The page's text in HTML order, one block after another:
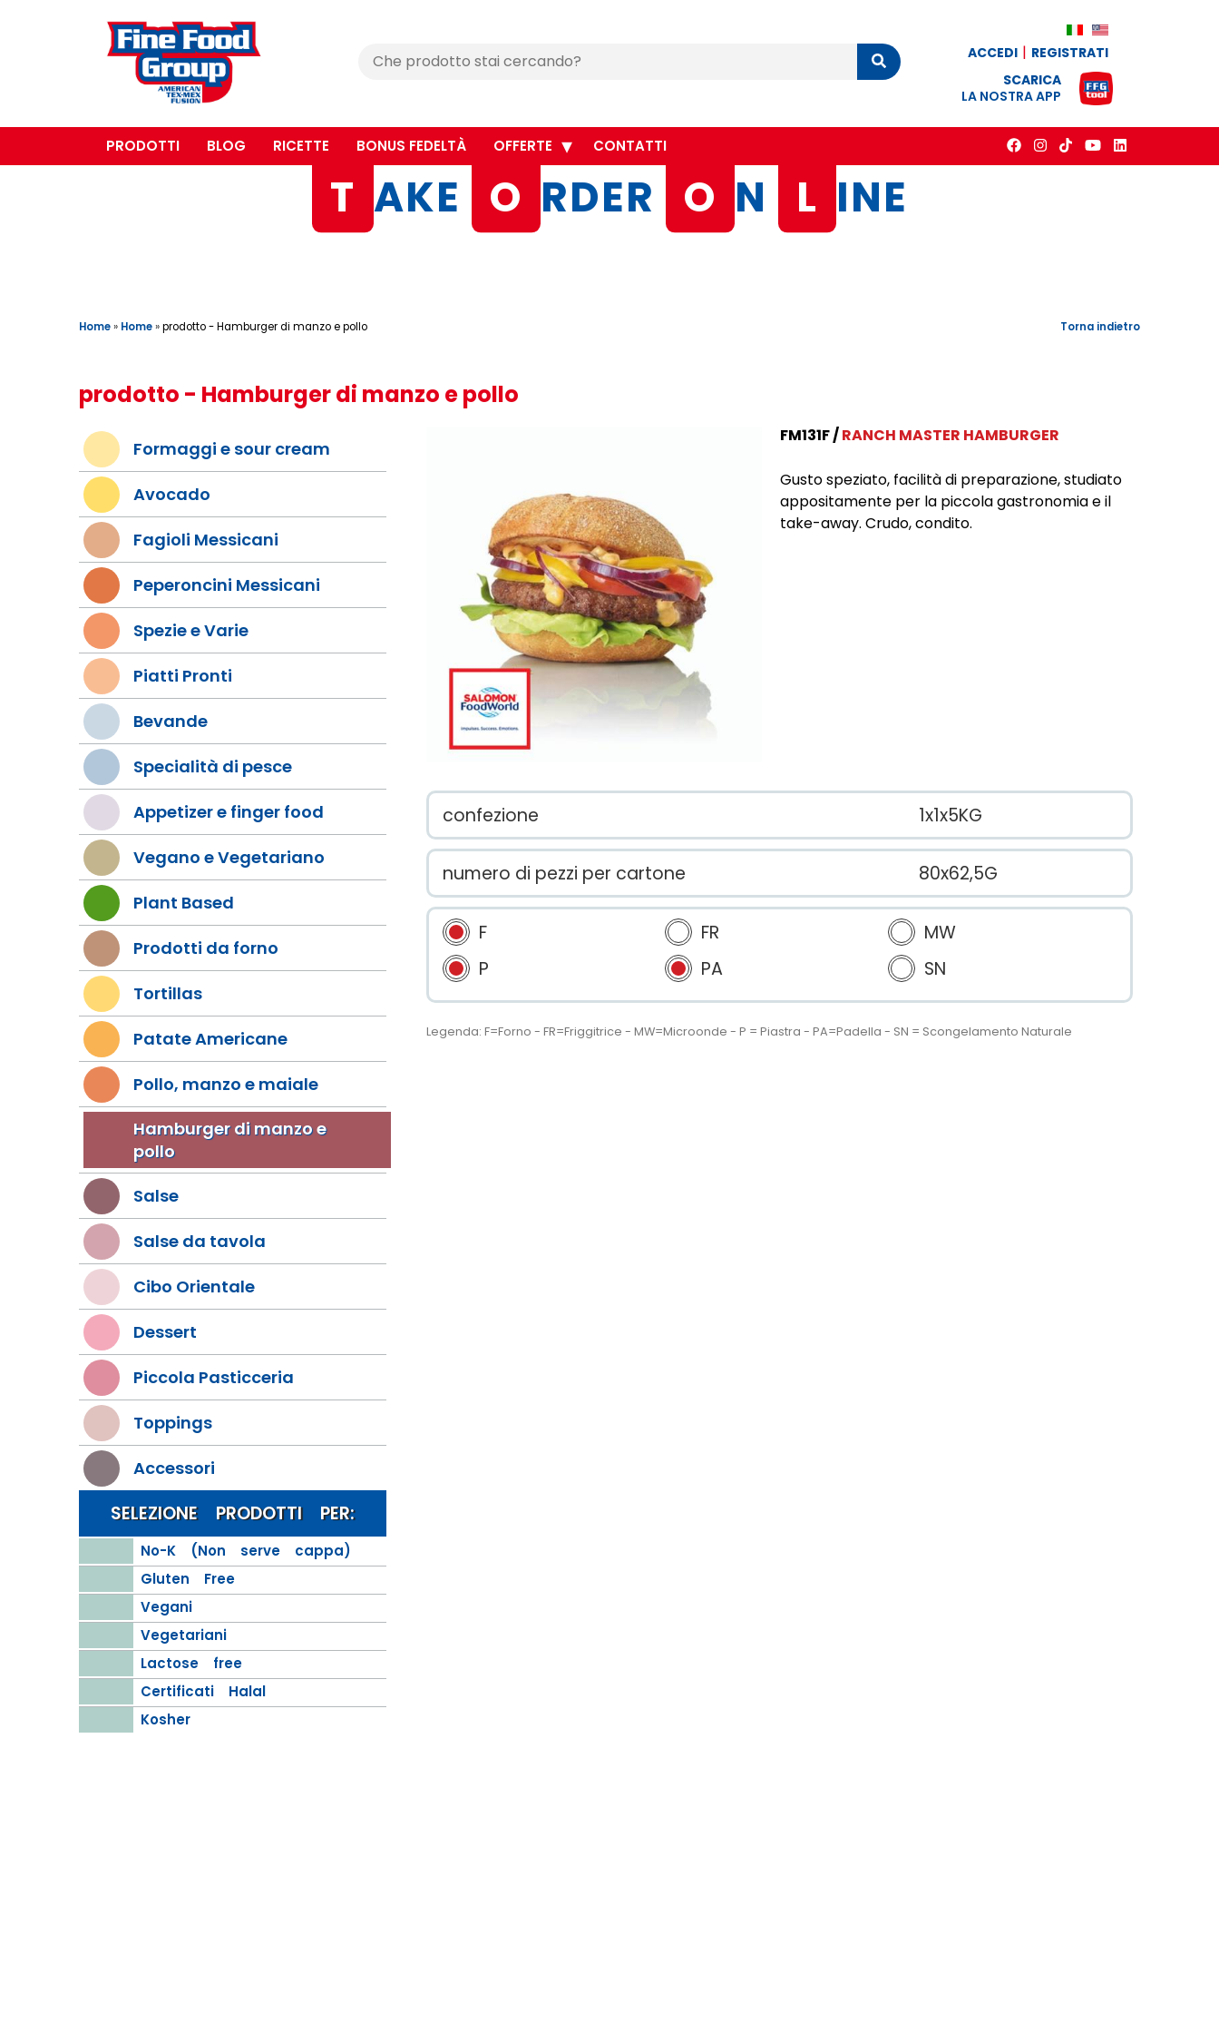
Cerca
Cerca ACCEDI
REGISTRATI
SCARICA
LA NOSTRA APP
PRODOTTI BLOG RICETTE BONUS FEDELTÀ OFFERTE CONTATTI
T AKE O RDER O N L INE
Home» Home»prodotto - Hamburger di manzo e pollo Torna indietro
prodotto - Hamburger di manzo e pollo
Formaggi e sour cream
Avocado
Fagioli Messicani
Peperoncini Messicani
Spezie e Varie
Piatti Pronti
Bevande
Specialità di pesce
Appetizer e finger food
Vegano e Vegetariano
Plant Based
Prodotti da forno
Tortillas
Patate Americane
Pollo, manzo e maiale
Hamburger di manzo e
pollo
Salse
Salse da tavola
Cibo Orientale
Dessert
Piccola Pasticceria
Toppings
Accessori
SELEZIONE PRODOTTI PER:
No-K (Non serve cappa)
Gluten Free
Vegani
Vegetariani
Lactose free
Certificati Halal
Kosher
FM131F RANCH MASTER HAMBURGER
Gusto speziato, facilità di preparazione, studiato
appositamente per la piccola gastronomia e il
take-away. Crudo, condito.
confezione 1x1x5KG
numero di pezzi per cartone 80x62,5G
F FR
MW
P
PA SN
Legenda: F=Forno - FR=Friggitrice - MW=Microonde - P = Piastra - PA=Padella - SN = Scongelamento Naturale